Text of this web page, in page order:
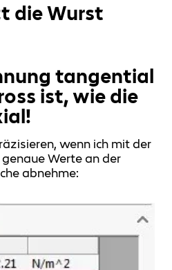
die Wurst
tangential
ist, wie die
wenn ich mit der
Werte an der
abnehme: